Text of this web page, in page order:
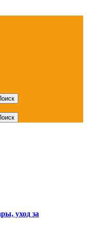
уход за